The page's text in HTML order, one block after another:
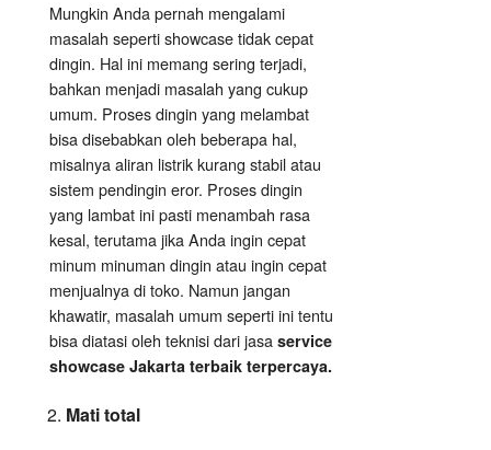
Mungkin Anda pernah mengalami
masalah seperti showcase tidak cepat
dingin. Hal ini memang sering terjadi,
bahkan menjadi masalah yang cukup
umum. Proses dingin yang melambat
bisa disebabkan oleh beberapa hal,
misalnya aliran listrik kurang stabil atau
sistem pendingin eror. Proses dingin
yang lambat ini pasti menambah rasa
kesal, terutama jika Anda ingin cepat
minum minuman dingin atau ingin cepat
menjualnya di toko. Namun jangan
khawatir, masalah umum seperti ini tentu
bisa diatasi oleh teknisi dari jasa service
showcase Jakarta terbaik terpercaya.
Mati total